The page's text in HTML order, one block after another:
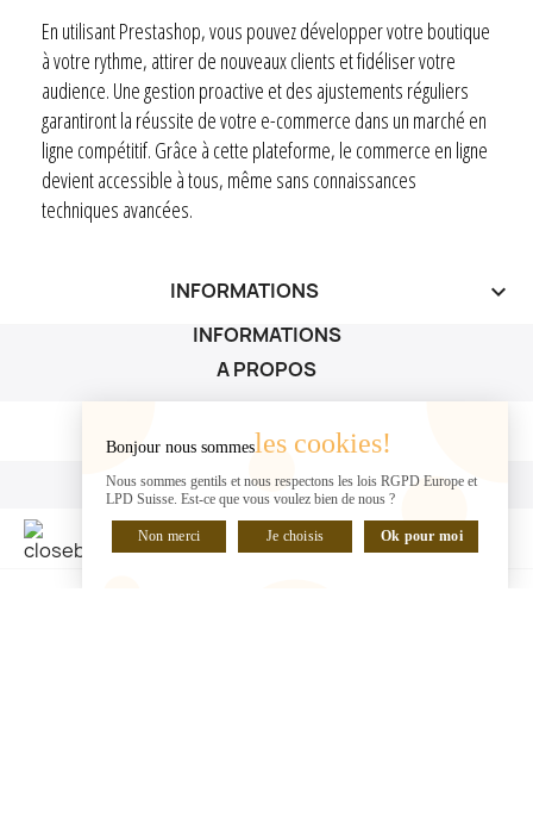
En utilisant Prestashop, vous pouvez développer votre boutique
à votre rythme, attirer de nouveaux clients et fidéliser votre
audience. Une gestion proactive et des ajustements réguliers
garantiront la réussite de votre e-commerce dans un marché en
ligne compétitif. Grâce à cette plateforme, le commerce en ligne
devient accessible à tous, même sans connaissances
techniques avancées.
INFORMATIONS keyboard_arrow_down
INFORMATIONS
A PROPOS
A PROPOS
VOTRE COMPTE
VOTRE COMPTE
Bonjour nous sommesles cookies!
Nous sommes gentils et nous respectons les lois RGPD Europe et
LPD Suisse. Est-ce que vous voulez bien de nous ?
Non merci Je choisis Ok pour moi
DISCUTER EN LIGNE